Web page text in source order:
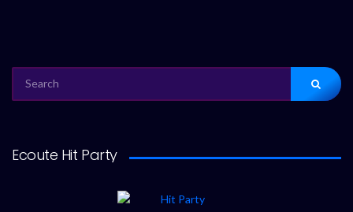
FOR:
Ecoute Hit Party